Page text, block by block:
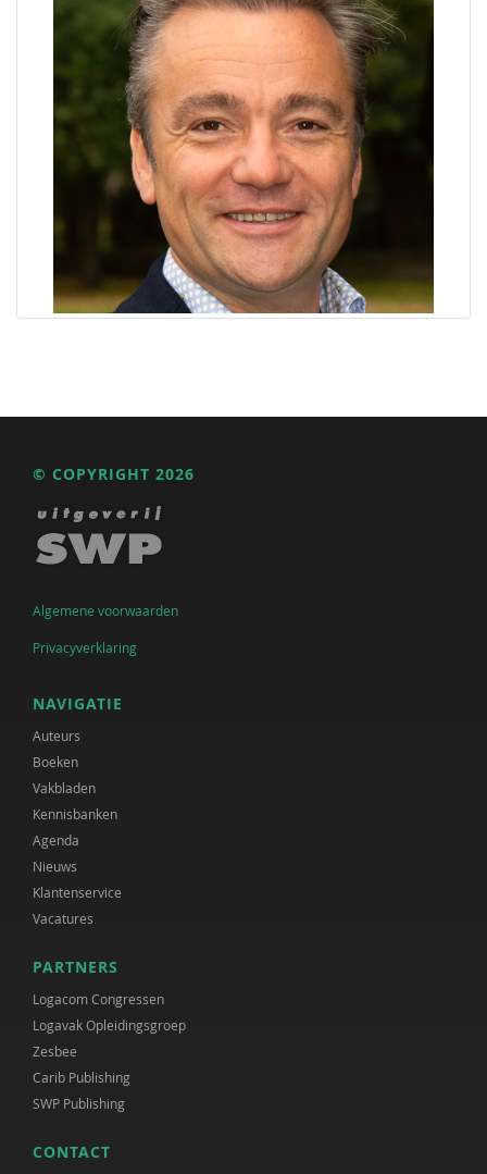
© COPYRIGHT 2026
Algemene voorwaarden
Privacyverklaring
NAVIGATIE
Auteurs
Boeken
Vakbladen
Kennisbanken
Agenda
Nieuws
Klantenservice
Vacatures
PARTNERS
Logacom Congressen
Logavak Opleidingsgroep
Zesbee
Carib Publishing
SWP Publishing
CONTACT